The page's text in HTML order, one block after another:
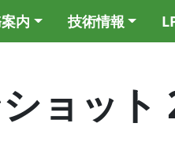
内 技術情報
ョット